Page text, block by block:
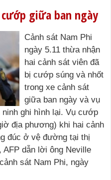
giữa ban ngày
Cảnh sát Nam Phi
ngày 5.11 thừa nhận
hai cảnh sát viên đã
bị cướp súng và nhốt
trong xe cảnh sát
giữa ban ngày và vụ
ghi hình lại. Vụ cướp
địa phương) khi hai cảnh
đúc ở vệ đường tại thị
AFP dẫn lời ông Neville
sát Nam Phi, ngày